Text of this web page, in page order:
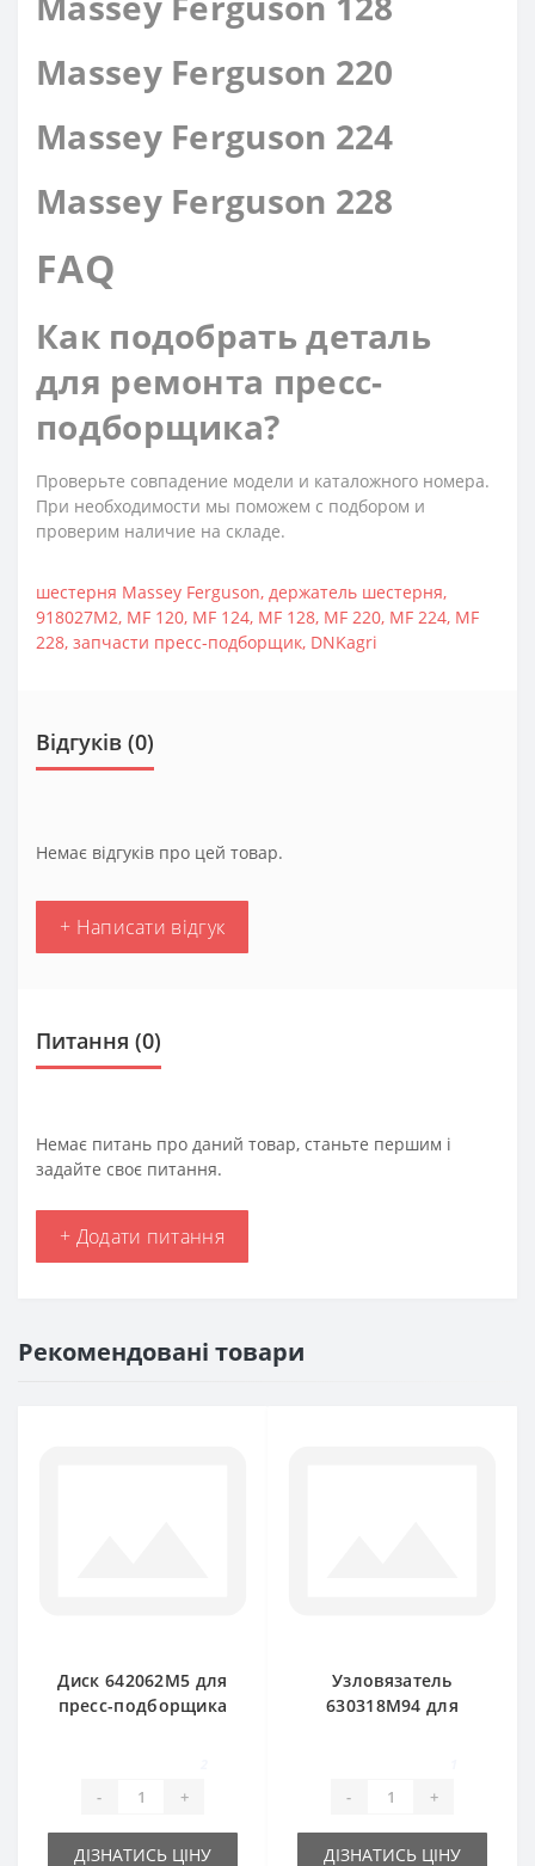
Massey Ferguson 220
Massey Ferguson 224
Massey Ferguson 228
FAQ
Как подобрать деталь
для ремонта пресс-
подборщика?
Проверьте совпадение модели и каталожного номера.
При необходимости мы поможем с подбором и
проверим наличие на складе.
шестерня Massey Ferguson, держатель шестерня,
918027M2, MF 120, MF 124, MF 128, MF 220, MF 224, MF
228, запчасти пресс-подборщик, DNKagri
Відгуків (0)
Немає відгуків про цей товар.
+ Написати відгук
Питання (0)
Немає питань про даний товар, станьте першим і
задайте своє питання.
+ Додати питання
Рекомендовані товари
Диск 642062M5 для
пресс-подборщика
- +
ДІЗНАТИСЬ ЦІНУ
Узловязатель
630318M94 для
- +
ДІЗНАТИСЬ ЦІНУ